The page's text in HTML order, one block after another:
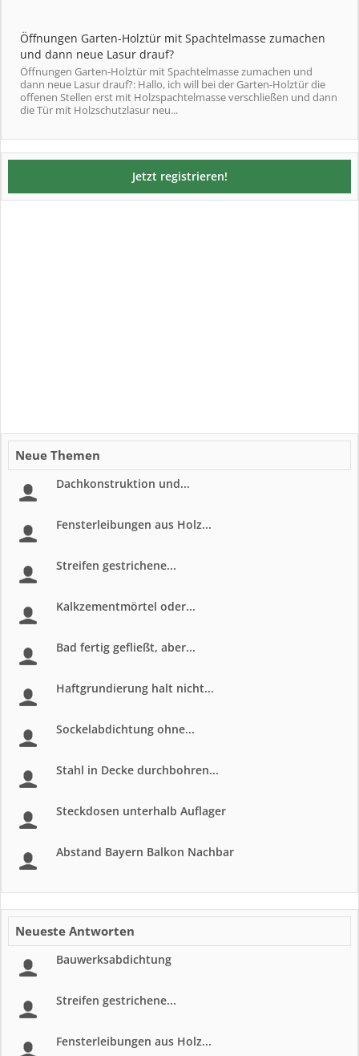
Öffnungen Garten-Holztür mit Spachtelmasse zumachen
und dann neue Lasur drauf?
Öffnungen Garten-Holztür mit Spachtelmasse zumachen und
dann neue Lasur drauf?: Hallo, ich will bei der Garten-Holztür die
offenen Stellen erst mit Holzspachtelmasse verschließen und dann
die Tür mit Holzschutzlasur neu...
Jetzt registrieren!
Neue Themen
Dachkonstruktion und...
Fensterleibungen aus Holz...
Streifen gestrichene...
Kalkzementmörtel oder...
Bad fertig gefließt, aber...
Haftgrundierung halt nicht...
Sockelabdichtung ohne...
Stahl in Decke durchbohren...
Steckdosen unterhalb Auflager
Abstand Bayern Balkon Nachbar
Neueste Antworten
Bauwerksabdichtung
Streifen gestrichene...
Fensterleibungen aus Holz...